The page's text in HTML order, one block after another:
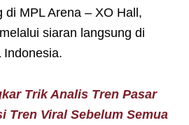
di MPL Arena – XO Hall,
siaran langsung di
Indonesia.
Trik Analis Tren Pasar
Tren Viral Sebelum Semua